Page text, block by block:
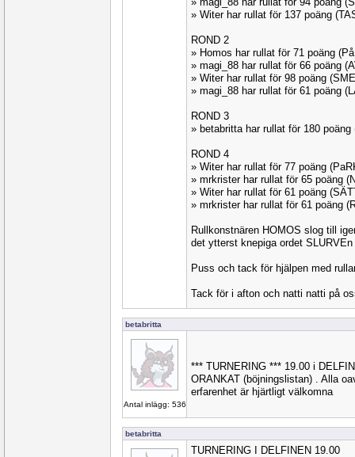
» Witer har rullat för 137 poäng
ROND 2
» Homos har rullat för 71 poäng
» magi_88 har rullat för 66 poäng
» Witer har rullat för 98 poäng
» magi_88 har rullat för 61 poäng
ROND 3
» betabritta har rullat för 180 poäng
ROND 4
» Witer har rullat för 77 poäng
» mrkrister har rullat för 65 poäng
» Witer har rullat för 61 poäng
» mrkrister har rullat för 61 poäng
Rullkonstnären HOMOS slog till
det ytterst knepiga ordet
Puss och tack för hjälpen med
Tack för i afton och natti natti på
betabritta
Antal inlägg: 536
*** TURNERING *** 19.00 i
ORANKAT (böjningslistan) . Alla
erfarenhet är hjärtligt välkomna
betabritta
TURNERING I DELFINEN 19.00